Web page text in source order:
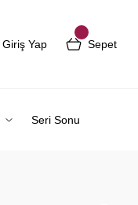
Giriş Yap Sepet
Seri Sonu